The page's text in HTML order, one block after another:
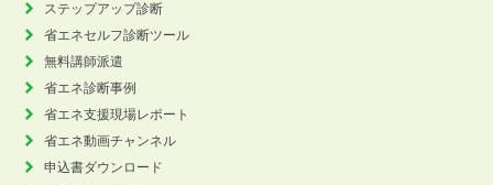
ステップアップ診断
省エネセルフ診断ツール
無料講師派遣
省エネ診断事例
省エネ支援現場レポート
省エネ動画チャンネル
申込書ダウンロード